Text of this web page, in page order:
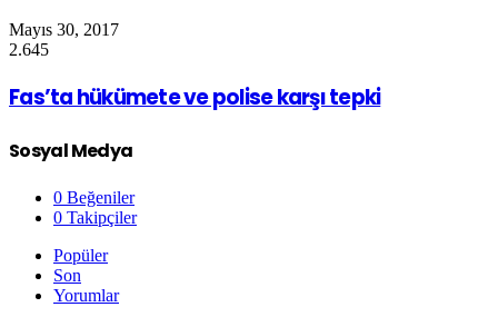
Mayıs 30, 2017
2.645
Fas’ta hükümete ve polise karşı tepki
Sosyal Medya
0 Beğeniler
0 Takipçiler
Popüler
Son
Yorumlar